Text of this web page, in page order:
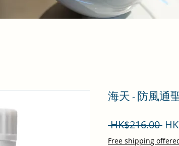
海天 - 防風通
HK$216.00 一
般
Free shipping